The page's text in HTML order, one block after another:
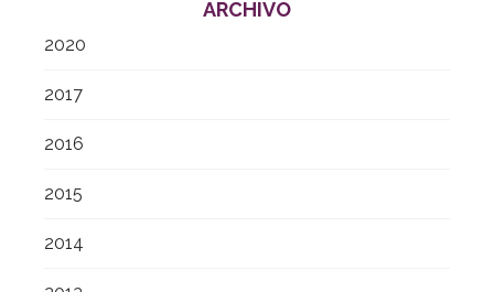
ARCHIVO
2020
2017
2016
2015
2014